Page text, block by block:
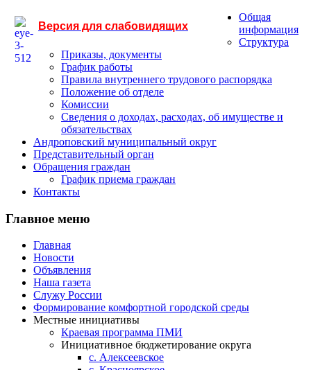
Версия для слабовидящих
Общая
информация
Структура
Приказы, документы
График работы
Правила внутреннего трудового распорядка
Положение об отделе
Комиссии
Сведения о доходах, расходах, об имуществе и
обязательствах
Андроповский муниципальный округ
Представительный орган
Обращения граждан
График приема граждан
Контакты
Главное меню
Главная
Новости
Объявления
Наша газета
Служу России
Формирование комфортной городской среды
Местные инициативы
Краевая программа ПМИ
Инициативное бюджетирование округа
с. Алексеевское